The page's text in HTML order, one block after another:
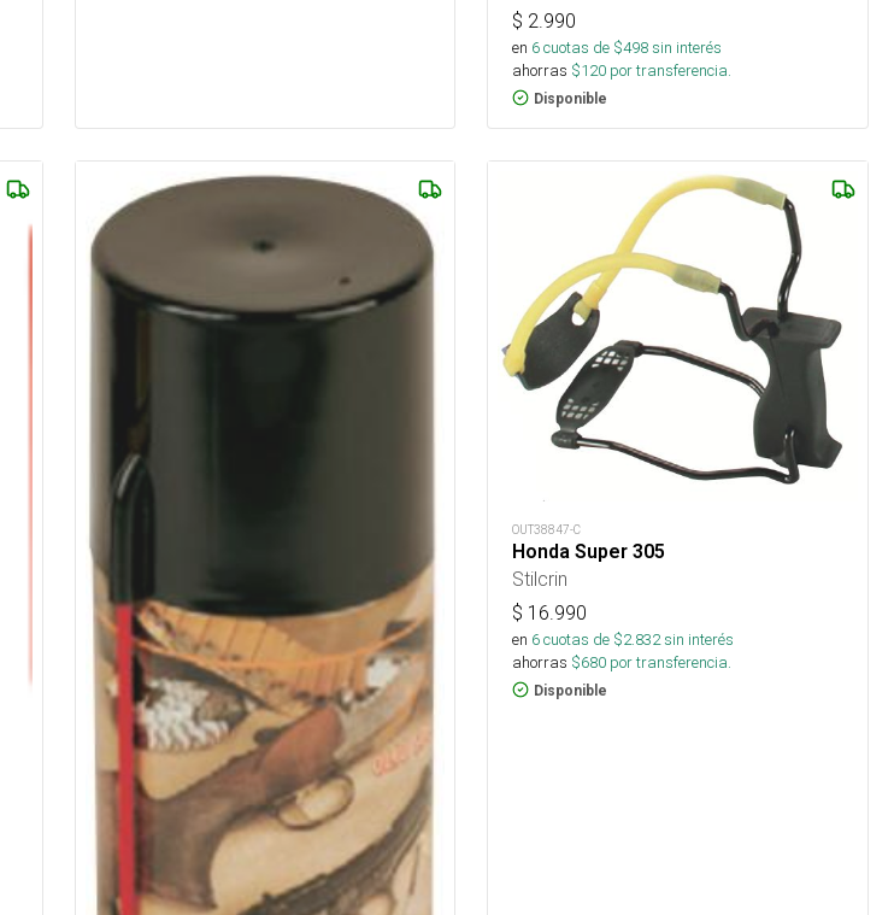
$ 2.990
en 6cuotas de $498sin interés
ahorras $120 por transferencia.
Disponible
OUT38847-C
Honda Super 305
Stilcrin
$ 16.990
en 6cuotas de $2.832sin interés
ahorras $680 por transferencia.
Disponible